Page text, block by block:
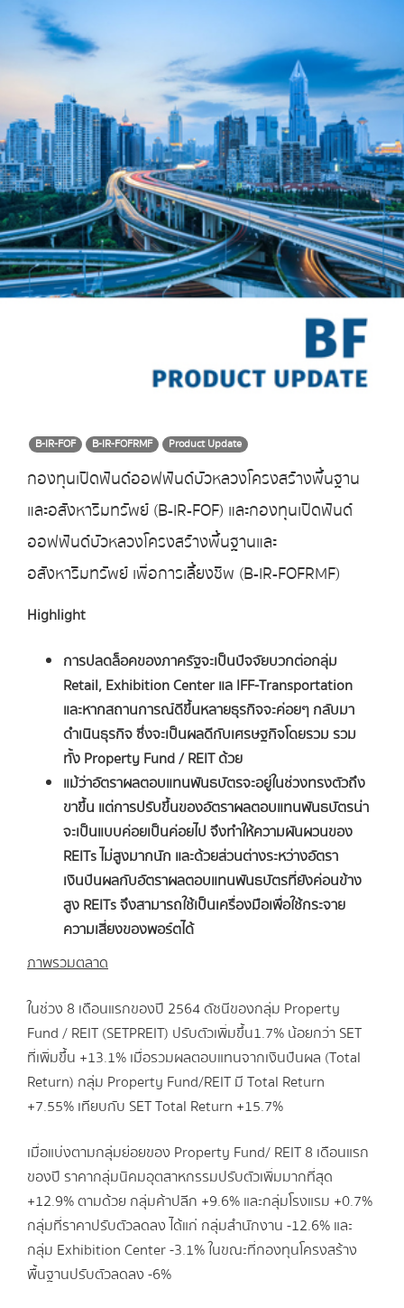
B-IR-FOF B-IR-FOFRMF Product Update
กองทุนเปิดฟันด์ออฟฟันด์บัวหลวงโครงสร้างพื้นฐาน
และอสังหาริมทรัพย์ (B-IR-FOF) และกองทุนเปิดฟันด์
ออฟฟันด์บัวหลวงโครงสร้างพื้นฐานและ
อสังหาริมทรัพย์ เพื่อการเลี้ยงชีพ (B-IR-FOFRMF)
Highlight
การปลดล็อคของภาครัฐจะเป็นปัจจัยบวกต่อกลุ่ม
Retail, Exhibition Center แล IFF-Transportation
และหากสถานการณ์ดีขึ้นหลายธุรกิจจะค่อยๆ กลับมา
ดำเนินธุรกิจ ซึ่งจะเป็นผลดีกับเศรษฐกิจโดยรวม รวม
ทั้ง Property Fund / REIT ด้วย
แม้ว่าอัตราผลตอบแทนพันธบัตรจะอยู่ในช่วงทรงตัวถึง
ขาขึ้น แต่การปรับขึ้นของอัตราผลตอบแทนพันธบัตรน่า
จะเป็นแบบค่อยเป็นค่อยไป จึงทำให้ความผันผวนของ
REITs ไม่สูงมากนัก และด้วยส่วนต่างระหว่างอัตรา
เงินปันผลกับอัตราผลตอบแทนพันธบัตรที่ยังค่อนข้าง
สูง REITs จึงสามารถใช้เป็นเครื่องมือเพื่อใช้กระจาย
ความเสี่ยงของพอร์ตได้
ภาพรวมตลาด
ในช่วง 8 เดือนแรกของปี 2564 ดัชนีของกลุ่ม Property
Fund / REIT (SETPREIT) ปรับตัวเพิ่มขึ้น1.7% น้อยกว่า SET
ที่เพิ่มขึ้น +13.1% เมื่อรวมผลตอบแทนจากเงินปันผล (Total
Return) กลุ่ม Property Fund/REIT มี Total Return
+7.55% เทียบกับ SET Total Return +15.7%
เมื่อแบ่งตามกลุ่มย่อยของ Property Fund/ REIT 8 เดือนแรก
ของปี ราคากลุ่มนิคมอุตสาหกรรมปรับตัวเพิ่มมากที่สุด
+12.9% ตามด้วย กลุ่มค้าปลีก +9.6% และกลุ่มโรงแรม +0.7%
กลุ่มที่ราคาปรับตัวลดลง ได้แก่ กลุ่มสำนักงาน -12.6% และ
กลุ่ม Exhibition Center -3.1% ในขณะที่กองทุนโครงสร้าง
พื้นฐานปรับตัวลดลง -6%